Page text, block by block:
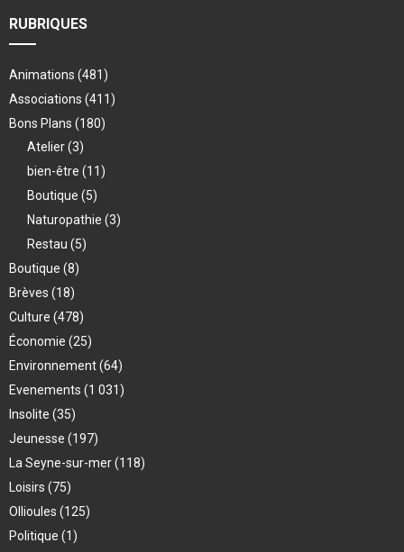
RUBRIQUES
Animations (481)
Associations (411)
Bons Plans (180)
Atelier(3)
bien-être (11)
Boutique (5)
Naturopathie (3)
Restau (5)
Boutique (8)
Brèves (18)
Culture (478)
Économie (25)
Environnement(64)
Evenements (1 031)
Insolite (35)
Jeunesse (197)
La Seyne-sur-mer(118)
Loisirs (75)
Ollioules (125)
Politique (1)